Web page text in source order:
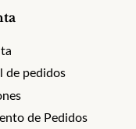
de pedidos
de Pedidos